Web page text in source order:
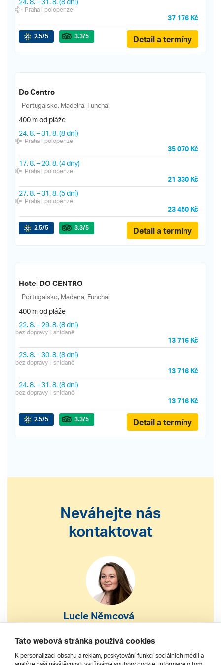
24. 8.–31. 8.(8 dní)
Praha| polopenze
37 176 Kč
2.5/5 3.3/5 Detail a termíny
Do Centro
Portugalsko, Madeira, Funchal
400 m od pláže
24. 8.–31. 8.(8 dní)
Praha| polopenze
35 070 Kč
17. 8.– 20. 8.(4 dny)
Praha| polopenze
21 330 Kč
27. 8.–31. 8.(5 dní)
Praha| polopenze
23 450 Kč
2.5/5 3.3/5 Detail a termíny
Hotel DO CENTRO
Portugalsko, Madeira, Funchal
400 m od pláže
22. 8.– 29. 8.(8 dní)
bez dopravy | snídaně
13 716 Kč
23. 8.–30. 8.(8 dní)
bez dopravy | snídaně
13 716 Kč
24. 8.–31. 8.(8 dní)
bez dopravy | snídaně
13 716 Kč
2.5/5 3.3/5 Detail a termíny
Neváhejte nás
kontaktovat
Lucie Němcová
S výběrem nebo nákupem
zájezdu vám pomohu
Tato webová stránka používá cookies
K personalizaci obsahu a reklam, poskytování funkcí sociálních médií a